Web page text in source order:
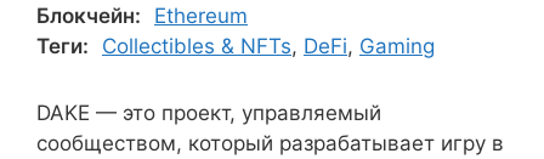
Блокчейн:
Ethereum
Теги:
Collectibles & NFTs, DeFi, Gaming
DAKE — это проект, управляемый
сообществом, который разрабатывает игру в